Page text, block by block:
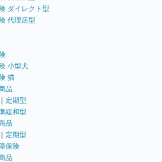
ダイレクト型
代理店型
小型犬
猫
品
｜ 定期型
緩和型
品
｜ 定期型
保険
品